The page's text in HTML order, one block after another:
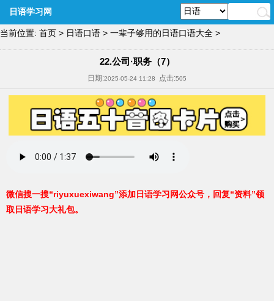
日语学习网
当前位置: 首页 > 日语口语 > 一辈子够用的日语口语大全 >
22.公司·职务（7）
日期:2025-05-24 11:28 点击:505
微信搜一搜“riyuxuexiwang”添加日语学习网公众号，回复“资料”领
取日语学习大礼包。